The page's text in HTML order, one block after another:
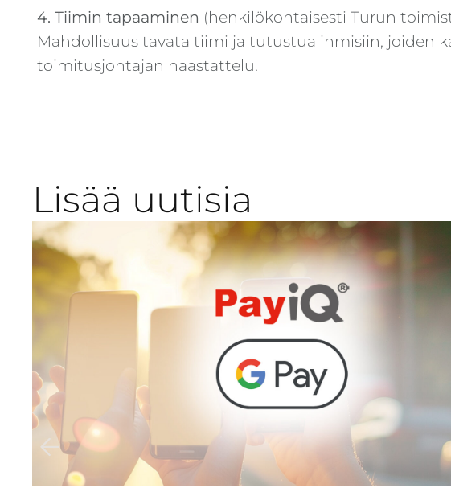
4. Tiimin tapaaminen (henkilökohtaisesti Turun
Mahdollisuus tavata tiimi ja tutustua ihmisiin, joiden
toimitusjohtajan haastattelu.
Lisää uutisia